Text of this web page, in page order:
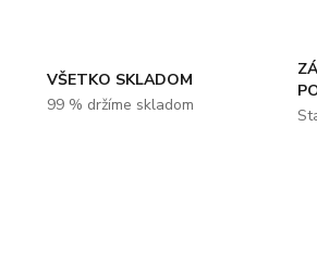
VŠETKO SKLADOM
99 % držíme skladom